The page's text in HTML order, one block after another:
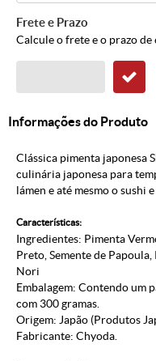
Frete e Prazo
Calcule o frete e o prazo de
Informações do Produto
Clássica pimenta japonesa
culinária japonesa para
lámen e até mesmo o sushi e
Características:
Ingredientes: Pimenta
Preto, Semente de
Nori
Embalagem: Contendo um
com 300 gramas.
Origem: Japão (Produtos
Fabricante: Chyoda.